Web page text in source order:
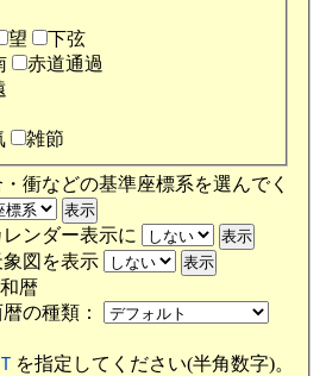
望
下弦
赤道通過
雑節
衝などの基準座標系を選んでく
ンダー表示に
図を表示
和暦
の種類：
を指定してください(半角数字)。